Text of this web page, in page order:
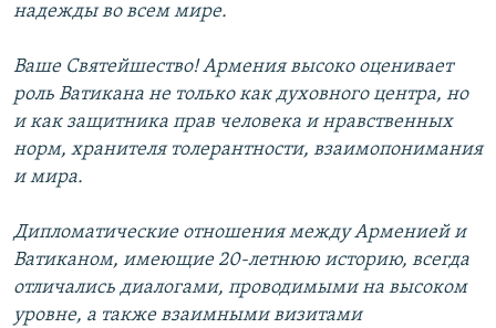
надежды во всем мире.
Ваше Святейшество! Армения высоко оценивает
роль Ватикана не только как духовного центра, но
и как защитника прав человека и нравственных
норм, хранителя толерантности, взаимопонимания
и мира.
Дипломатические отношения между Арменией и
Ватиканом, имеющие 20-летнюю историю, всегда
отличались диалогами, проводимыми на высоком
уровне, а также взаимными визитами